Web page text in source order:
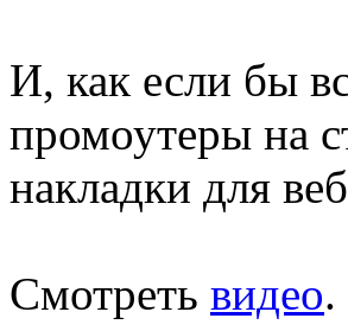
И, как если бы
промоутеры на
накладки для
Смотреть видео.